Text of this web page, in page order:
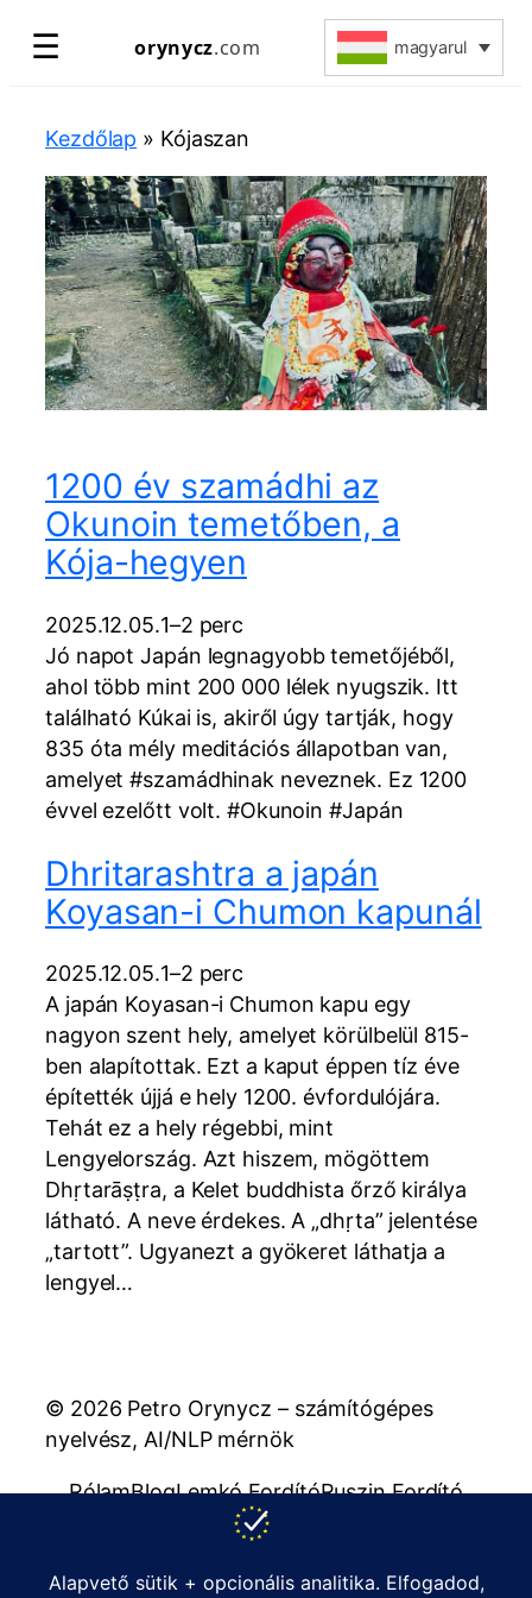
☰ orynycz.com magyarul
Kezdőlap » Kójaszan
1200 év szamádhi az
Okunoin temetőben, a
Kója-hegyen
2025.12.05.1–2 perc
Jó napot Japán legnagyobb temetőjéből,
ahol több mint 200 000 lélek nyugszik. Itt
található Kúkai is, akiről úgy tartják, hogy
835 óta mély meditációs állapotban van,
amelyet #szamádhinak neveznek. Ez 1200
évvel ezelőtt volt. #Okunoin #Japán
Dhritarashtra a japán
Koyasan-i Chumon kapunál
2025.12.05.1–2 perc
A japán Koyasan-i Chumon kapu egy
nagyon szent hely, amelyet körülbelül 815-
ben alapítottak. Ezt a kaput éppen tíz éve
építették újjá e hely 1200. évfordulójára.
Tehát ez a hely régebbi, mint
Lengyelország. Azt hiszem, mögöttem
Dhṛtarāṣṭra, a Kelet buddhista őrző királya
látható. A neve érdekes. A „dhṛta” jelentése
„tartott”. Ugyanezt a gyökeret láthatja a
lengyel…
© 2026 Petro Orynycz – számítógépes
nyelvész, AI/NLP mérnök
RólamBlogLemkó FordítóRuszin Fordító
KiadványokSzabályzatok